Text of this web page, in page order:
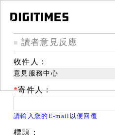
■ 讀者意見反應
收件人：
意見服務中心
*寄件人：
請輸入您的E-mail以便回覆
標題：